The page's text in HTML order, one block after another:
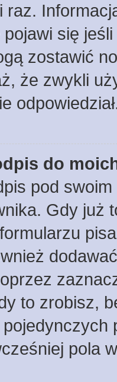
raz.
pojawi się
zostawić
że zwykli
do
pod
Gdy już
to zrobisz,
pola